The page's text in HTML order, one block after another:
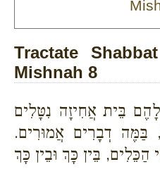
Tractate
Mishnah 8
בֵּית אֲחִיזָה נִטָּלִים
בַּמֶּה דְבָרִים אֲמוּרִים.
בֵּין כָּךְ וּבֵין כָּךְ